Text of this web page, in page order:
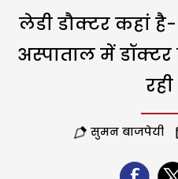
लेडी डौक्टर कहां
अस्पाताल में
सुमन बाजपेयी